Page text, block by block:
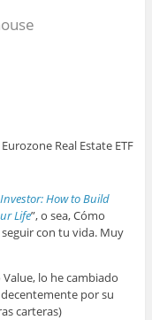
Real Estate ETF
How to Build
Life”, o sea, Cómo
con tu vida. Muy
lo he cambiado
por su
carteras)